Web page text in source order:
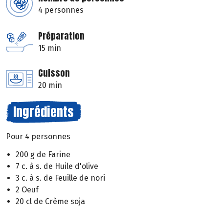
4 personnes
Préparation
15 min
Cuisson
20 min
Ingrédients
Pour 4 personnes
200 g de Farine
7 c. à s. de Huile d'olive
3 c. à s. de Feuille de nori
2 Oeuf
20 cl de Crème soja